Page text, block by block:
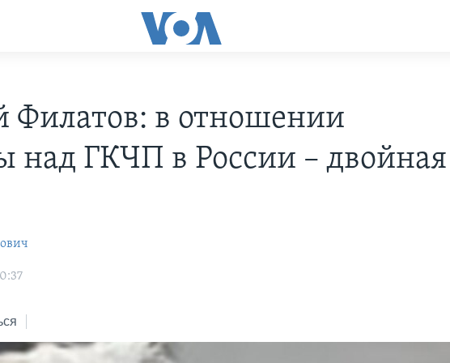
Филатов: в отношении
над ГКЧП в России – двойная